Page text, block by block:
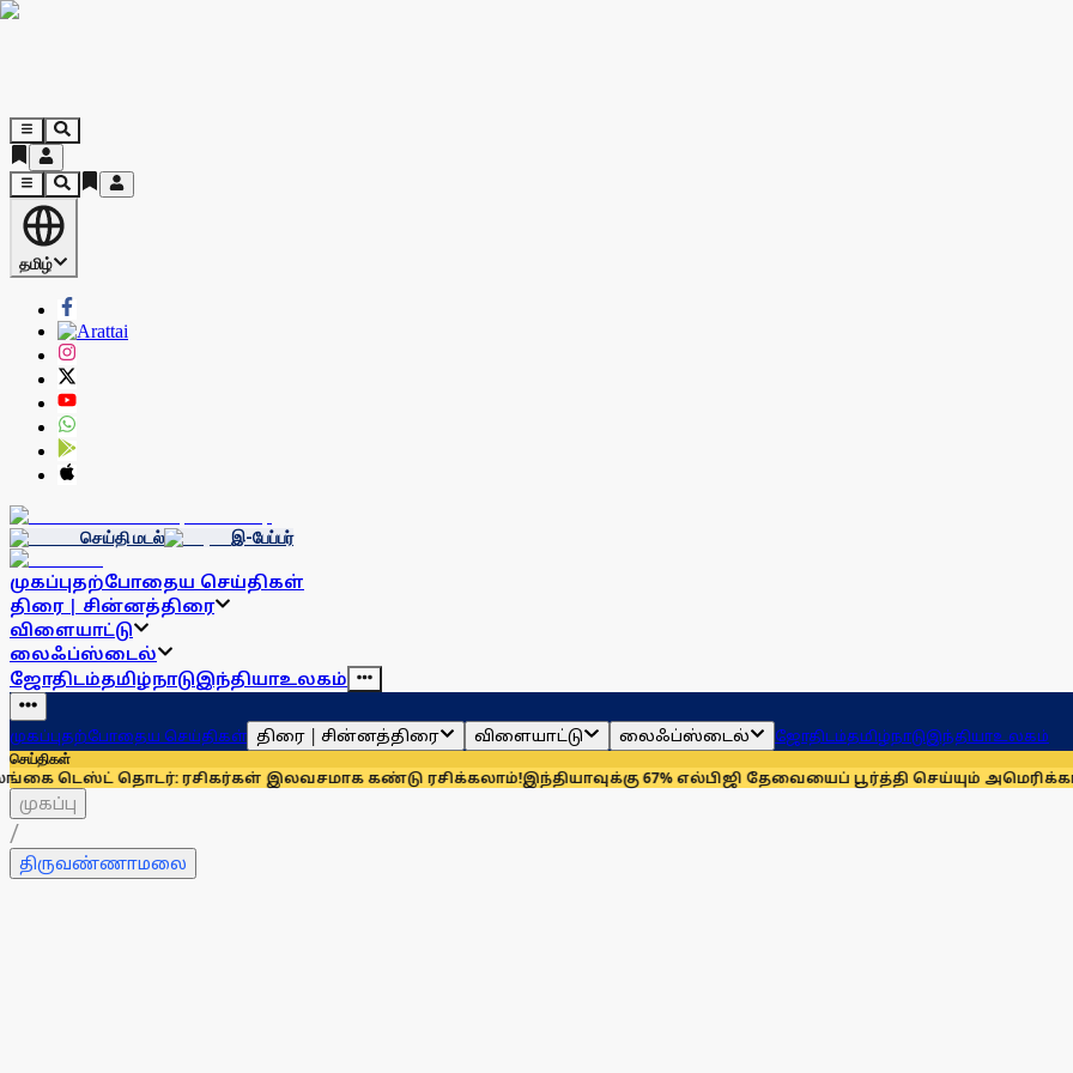
தமிழ்
செய்தி மடல் இ-பேப்பர்
முகப்புதற்போதைய செய்திகள்
திரை | சின்னத்திரை
விளையாட்டு
லைஃப்ஸ்டைல்
ஜோதிடம்தமிழ்நாடுஇந்தியாஉலகம்
முகப்புதற்போதைய செய்திகள் திரை | சின்னத்திரை விளையாட்டு லைஃப்ஸ்டைல் ஜோதிடம்தமிழ்நாடுஇந்தியாஉலகம்
செய்திகள்
தொடர்: ரசிகர்கள் இலவசமாக கண்டு ரசிக்கலாம்!இந்தியாவுக்கு 67% எல்பிஜி தேவையைப் பூர்த்தி செய்யும் அமெரிக்கா!செயின்ட்
முகப்பு
/
திருவண்ணாமலை